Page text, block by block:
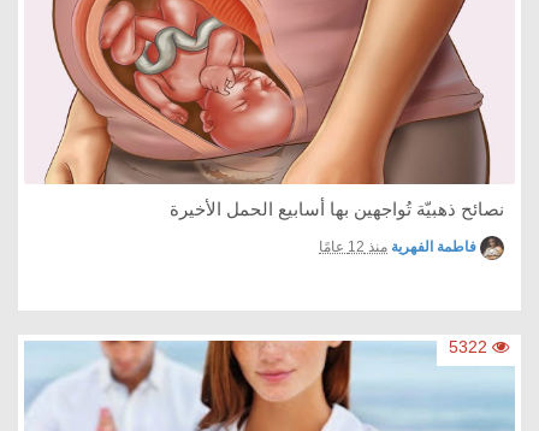
نصائح ذهبيّة تُواجهين بها أسابيع الحمل الأخيرة
فاطمة الفهرية منذ 12 عامًا
5322